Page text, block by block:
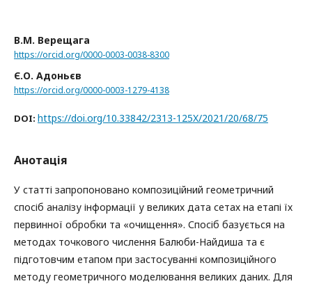
В.М. Верещага
https://orcid.org/0000-0003-0038-8300
Є.О. Адоньєв
https://orcid.org/0000-0003-1279-4138
DOI: https://doi.org/10.33842/2313-125X/2021/20/68/75
Анотація
У статті запропоновано композиційний геометричний
спосіб аналізу інформації у великих дата сетах на етапі їх
первинної обробки та «очищення». Спосіб базується на
методах точкового числення Балюби-Найдиша та є
підготовчим етапом при застосуванні композиційного
методу геометричного моделювання великих даних. Для